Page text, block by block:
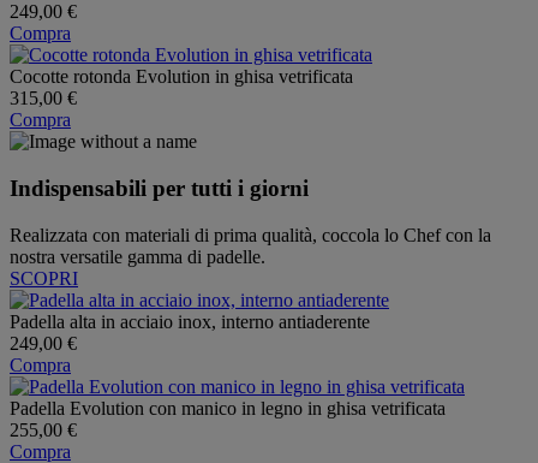
249,00 €
Compra
Cocotte rotonda Evolution in ghisa vetrificata
315,00 €
Compra
Indispensabili per tutti i giorni
Realizzata con materiali di prima qualità, coccola lo Chef con la
nostra versatile gamma di padelle.
SCOPRI
Padella alta in acciaio inox, interno antiaderente
249,00 €
Compra
Padella Evolution con manico in legno in ghisa vetrificata
255,00 €
Compra